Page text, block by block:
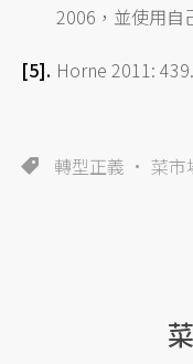
2006，並使用自
Horne 2011: 439.
轉型正義 菜市